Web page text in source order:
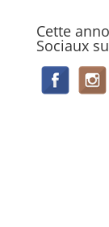
Cette
Sociaux